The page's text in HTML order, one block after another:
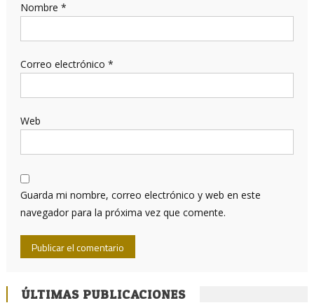
Nombre *
Correo electrónico *
Web
Guarda mi nombre, correo electrónico y web en este
navegador para la próxima vez que comente.
ÚLTIMAS PUBLICACIONES